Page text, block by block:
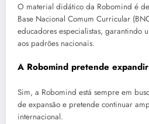
O material didático da Robomind é
Base Nacional Comum Curricular
educadores especialistas, garantindo
aos padrões nacionais.
A Robomind pretende
Sim, a Robomind está sempre em
de expansão e pretende continuar
internacional.